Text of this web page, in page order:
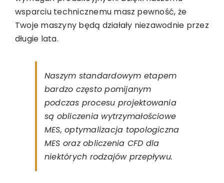
wsparciu technicznemu masz pewność, że
Twoje maszyny będą działały niezawodnie przez
długie lata.
Naszym standardowym etapem
bardzo często pomijanym
podczas procesu projektowania
są obliczenia wytrzymałościowe
MES, optymalizacja topologiczna
MES oraz obliczenia CFD dla
niektórych rodzajów przepływu.